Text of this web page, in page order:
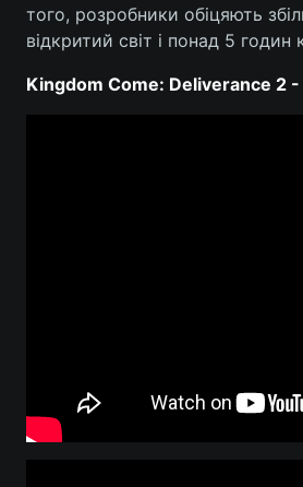
того, розробники обіцяють
відкритий світ і понад 5 годин
Kingdom Come: Deliverance 2